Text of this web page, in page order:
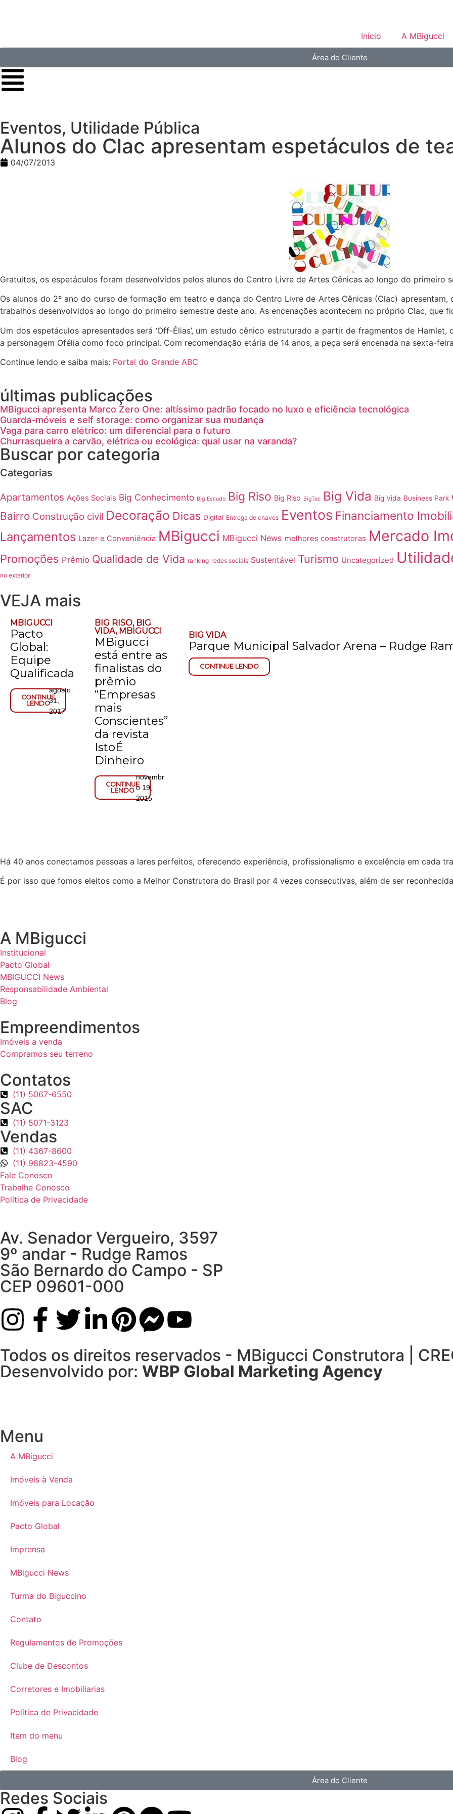
Início A MBigucci
Área do Cliente
Eventos, Utilidade Pública
Alunos do Clac apresentam espetáculos de
04/07/2013
Gratuitos, os espetáculos foram desenvolvidos pelos alunos do Centro Livre de Artes Cênicas ao longo do primeiro
Os alunos do 2º ano do curso de formação em teatro e dança do Centro Livre de Artes Cênicas (Clac)
trabalhos desenvolvidos ao longo do primeiro semestre deste ano. As encenações acontecem no próprio Clac, que
Um dos espetáculos apresentados será ‘Off-Élias’, um estudo cênico estruturado a partir de fragmentos de
a personagem Ofélia como foco principal. Com recomendação etária de 14 anos, a peça será encenada na sexta-
Continue lendo e saiba mais: Portal do Grande ABC
últimas publicações
MBigucci apresenta Marco Zero One: altíssimo padrão focado no luxo e eficiência tecnológica
Guarda-móveis e self storage: como organizar sua mudança
Vaga para carro elétrico: um diferencial para o futuro
Churrasqueira a carvão, elétrica ou ecológica: qual usar na varanda?
Buscar por categoria
Categorias
Apartamentos Ações Sociais Big Conhecimento Big Escudo Big Riso Big Riso BigTec Big Vida Big Vida Business Park
Bairro Construção civil Decoração Dicas Digital Entrega de chaves Eventos Financiamento
Lançamentos Lazer e Conveniência MBigucci MBigucci News melhores construtoras Mercado
Promoções Prêmio Qualidade de Vida ranking redes sociais Sustentável Turismo Uncategorized
no exterior
VEJA mais
MBIGUCCI
Pacto
Global:
Equipe
Qualificada
CONTINUE
LENDO
agosto
31,
2017
BIG RISO, BIG
VIDA, MBIGUCCI
MBigucci
está entre as
finalistas do
prêmio
“Empresas
mais
Conscientes”
da revista
IstoÉ
Dinheiro
CONTINUE
LENDO
novembr
o 19,
2015
BIG VIDA
Parque Municipal Salvador Arena – Rudge
CONTINUE LENDO
Há 40 anos conectamos pessoas a lares perfeitos, oferecendo experiência, profissionalismo e excelência em cada
É por isso que fomos eleitos como a Melhor Construtora do Brasil por 4 vezes consecutivas, além de ser
A MBigucci
Institucional
Pacto Global
MBIGUCCI News
Responsabilidade Ambiental
Blog
Empreendimentos
Imóveis a venda
Compramos seu terreno
Contatos
(11) 5067-6550
SAC
(11) 5071-3123
Vendas
(11) 4367-8600
(11) 98823-4590
Fale Conosco
Trabalhe Conosco
Política de Privacidade
Av. Senador Vergueiro, 3597
9º andar - Rudge Ramos
São Bernardo do Campo - SP
CEP 09601-000
Todos os direitos reservados - MBigucci Construtora |
Desenvolvido por: WBP Global Marketing Agency
Menu
A MBigucci
Imóveis à Venda
Imóveis para Locação
Pacto Global
Imprensa
MBigucci News
Turma do Biguccino
Contato
Regulamentos de Promoções
Clube de Descontos
Corretores e Imobiliarias
Política de Privacidade
Item do menu
Blog
Área do Cliente
Redes Sociais